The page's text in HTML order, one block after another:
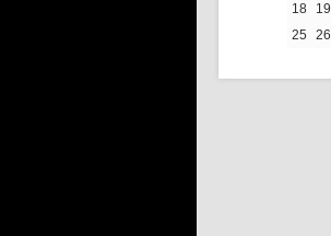
18
19
25
26